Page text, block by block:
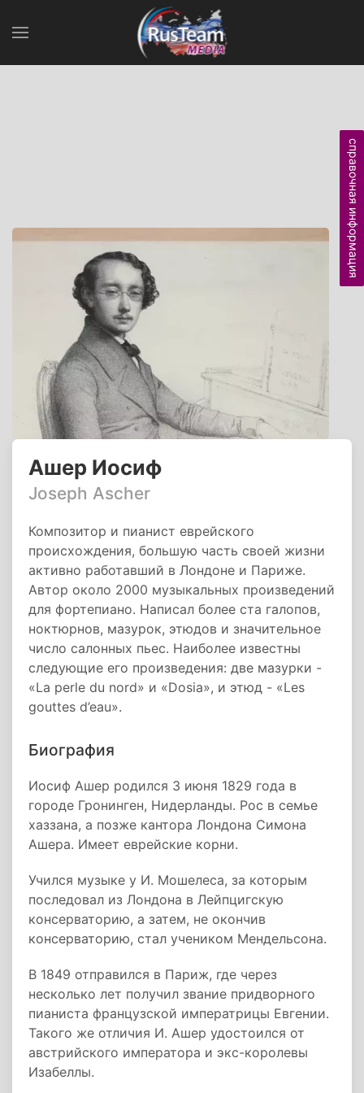
Ашер Иосиф
Joseph Ascher
Композитор и пианист еврейского
происхождения, большую часть своей жизни
активно работавший в Лондоне и Париже.
Автор около 2000 музыкальных произведений
для фортепиано. Написал более ста галопов,
ноктюрнов, мазурок, этюдов и значительное
число салонных пьес. Наиболее известны
следующие его произведения: две мазурки -
«La perle du nord» и «Dosia», и этюд - «Les
gouttes d’eau».
Биография
Иосиф Ашер родился 3 июня 1829 года в
городе Гронинген, Нидерланды. Рос в семье
хаззана, а позже кантора Лондона Симона
Ашера. Имеет еврейские корни.
Учился музыке y И. Мошелеса, за которым
последовал из Лондона в Лейпцигскую
консерваторию, a затем, не окончив
консерваторию, стал учеником Мендельсона.
В 1849 отправился в Париж, где через
несколько лет получил звание придворного
пианиста французской императрицы Евгении.
Такого же отличия И. Ашер удостоился от
австрийского императора и экс-королевы
Изабеллы.
справочная информация